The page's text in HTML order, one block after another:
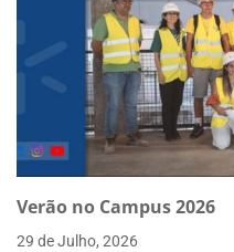
Verão no Campus 2026
29 de Julho, 2026